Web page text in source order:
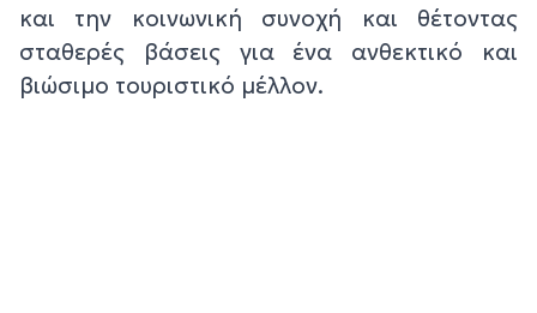
και την κοινωνική συνοχή και θέτοντας
σταθερές βάσεις για ένα ανθεκτικό και
βιώσιμο τουριστικό μέλλον.